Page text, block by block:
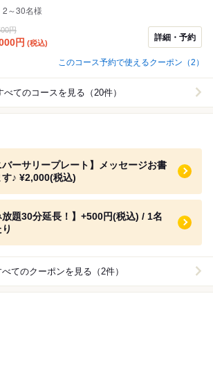
デザートプレート ご予約時に”クーポン”からご選
＝＝＝＝＝＝＝ ⭐️ご希望の人数が選べない場合
＝＝＝＝＝＝＝＝＝＝＝＝ お電話でもご予約可能
2～30名様
円
円 (税込)
詳細・予約
このコース予約で使えるクーポン（2）
べてのコースを見る（20件）
ーポン
バーサリープレート】メッセージお書
す♪ ¥2,000(税込)
ーポン
放題30分延長！】+500円(税込) / 1名
べてのクーポンを見る（2件）